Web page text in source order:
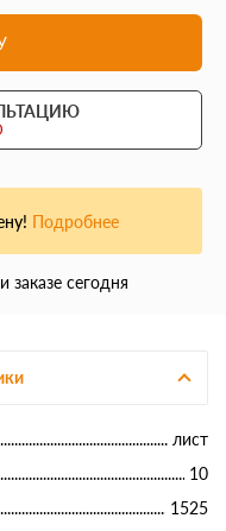
Подробнее
заказе сегодня
лист
10
1525